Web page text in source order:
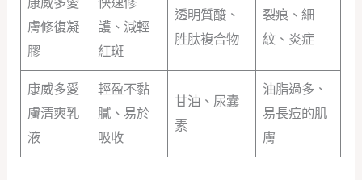
膚修復凝
膠
護、減輕
紅斑
透明質酸、
胜肽複合物
裂痕、細
紋、炎症
康威多愛
膚清爽乳
液
輕盈不黏
膩、易於
吸收
甘油、尿囊
素
油脂過多、
易長痘的肌
膚